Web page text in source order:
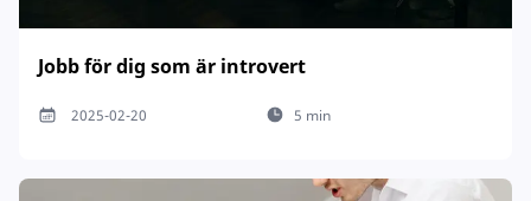
Jobb för dig som är introvert
2025-02-20 5 min